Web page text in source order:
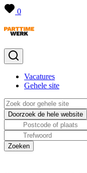
0
Vacatures
Gehele site